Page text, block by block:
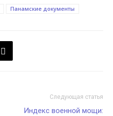
Панамские документы
Следующая статья
Индекс военной мощи: